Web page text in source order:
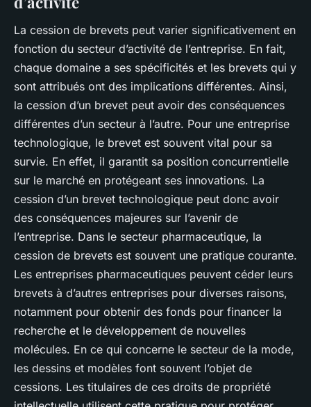
La cession de brevets peut varier significativement en
fonction du secteur d’activité de l’entreprise. En fait,
chaque domaine a ses spécificités et les brevets qui y
sont attribués ont des implications différentes. Ainsi,
la cession d’un brevet peut avoir des conséquences
différentes d’un secteur à l’autre. Pour une entreprise
technologique, le brevet est souvent vital pour sa
survie. En effet, il garantit sa position concurrentielle
sur le marché en protégeant ses innovations. La
cession d’un brevet technologique peut donc avoir
des conséquences majeures sur l’avenir de
l’entreprise. Dans le secteur pharmaceutique, la
cession de brevets est souvent une pratique courante.
Les entreprises pharmaceutiques peuvent céder leurs
brevets à d’autres entreprises pour diverses raisons,
notamment pour obtenir des fonds pour financer la
recherche et le développement de nouvelles
molécules. En ce qui concerne le secteur de la mode,
les dessins et modèles font souvent l’objet de
cessions. Les titulaires de ces droits de propriété